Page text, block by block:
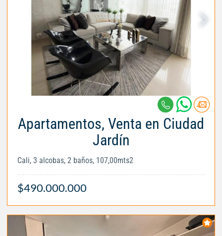
Apartamentos, Venta en Ciudad
Jardín
Cali, 3 alcobas, 2 baños, 107,00mts2
$490.000.000